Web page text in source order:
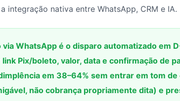
integração nativa entre WhatsApp, CRM e IA.
WhatsApp é o disparo automatizado em
Pix/boleto, valor, data e confirmação de
em 38–64% sem entrar em tom de
não cobrança propriamente dita) e